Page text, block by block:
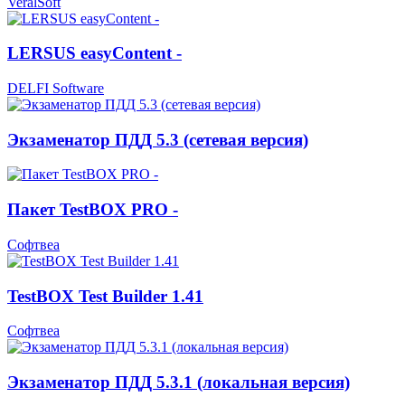
LERSUS easyContent -
DELFI Software
Экзаменатор ПДД 5.3 (сетевая версия)
Пакет TestBOX PRO -
Софтвеа
TestBOX Test Builder 1.41
Софтвеа
Экзаменатор ПДД 5.3.1 (локальная версия)